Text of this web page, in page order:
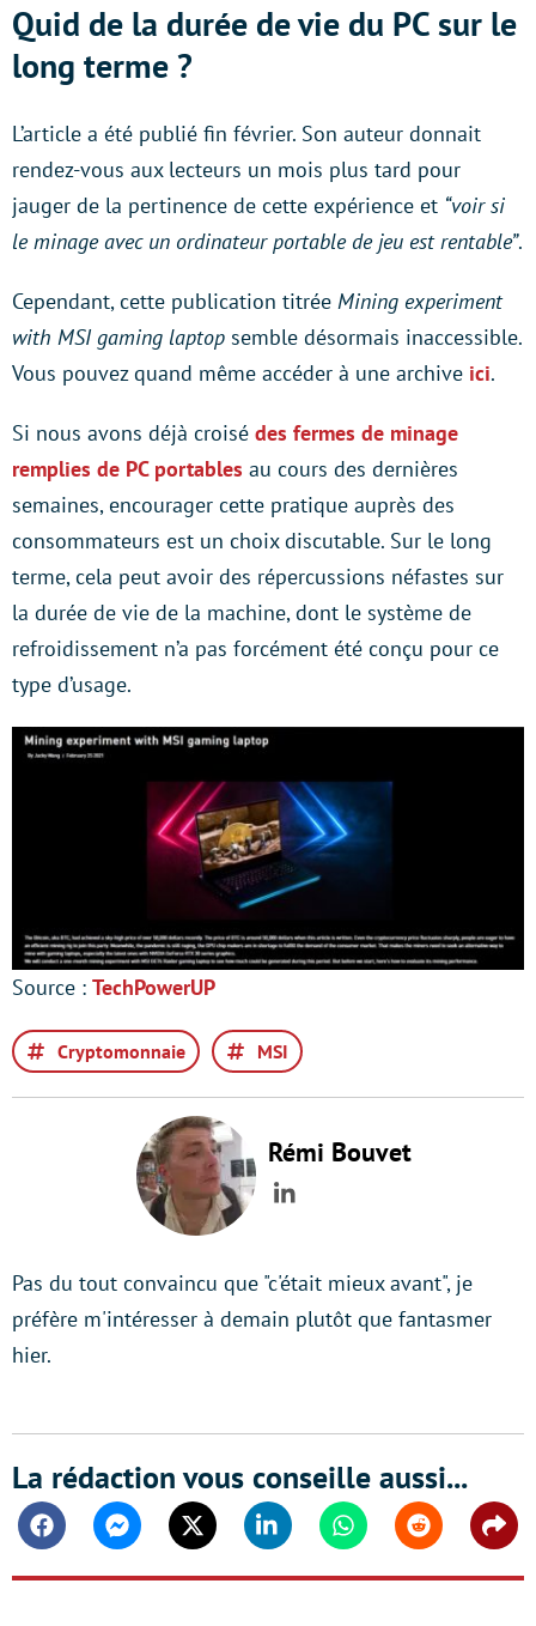
Quid de la durée de vie du PC sur le
long terme ?
L’article a été publié fin février. Son auteur donnait
rendez-vous aux lecteurs un mois plus tard pour
jauger de la pertinence de cette expérience et “voir si
le minage avec un ordinateur portable de jeu est rentable”.
Cependant, cette publication titrée Mining experiment
with MSI gaming laptop semble désormais inaccessible.
Vous pouvez quand même accéder à une archive ici.
Si nous avons déjà croisé des fermes de minage
remplies de PC portables au cours des dernières
semaines, encourager cette pratique auprès des
consommateurs est un choix discutable. Sur le long
terme, cela peut avoir des répercussions néfastes sur
la durée de vie de la machine, dont le système de
refroidissement n’a pas forcément été conçu pour ce
type d’usage.
Source : TechPowerUP
Cryptomonnaie MSI
Rémi Bouvet
LinkedIn
Pas du tout convaincu que "c'était mieux avant", je
préfère m'intéresser à demain plutôt que fantasmer
hier.
La rédaction vous conseille aussi...
FacebookMessengerTwitter Linkedin WhatsappReddit